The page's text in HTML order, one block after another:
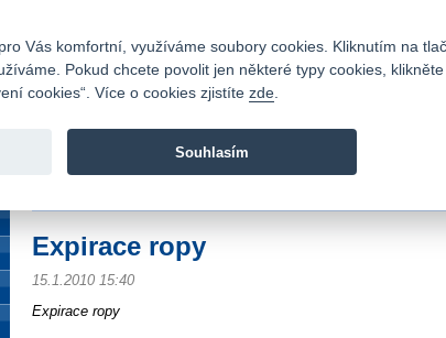
Fio banka je moderní česká banka. Poskytuje
Expirace ropy
15.1.2010 15:40
Expirace ropy
Vás komfortní, využíváme soubory cookies. Kliknutím na
Pokud chcete povolit jen některé typy cookies,
cookies“. Více o cookies zjistíte zde
Souhlasím